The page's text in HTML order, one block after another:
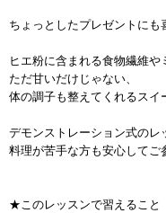
ちょっとしたプレゼントにも
ヒエ粉に含まれる食物繊維や
ただ甘いだけじゃない、
体の調子も整えてくれるス
デモンストレーション式のレ
料理が苦手な方も安心してご
★このレッスンで習えること